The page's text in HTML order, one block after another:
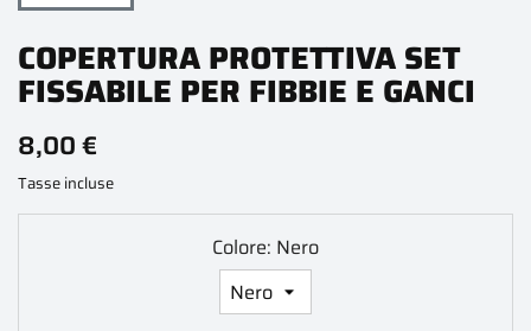
COPERTURA PROTETTIVA SET
FISSABILE PER FIBBIE E GANCI
8,00 €
Tasse incluse
Colore: Nero